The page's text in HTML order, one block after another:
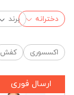
دخترانه برند
اکسسوری کفش
ارسال فوری